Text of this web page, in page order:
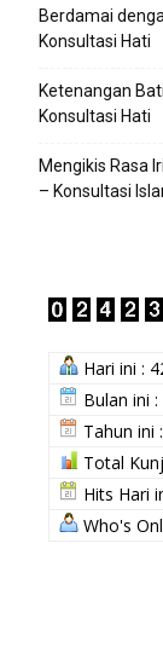
Berdamai
Konsultasi Hati
Ketenangan
Konsultasi Hati
Mengikis Rasa
– Konsultasi
Hari ini :
Bulan ini :
Tahun ini
Total
Hits Hari
Who's